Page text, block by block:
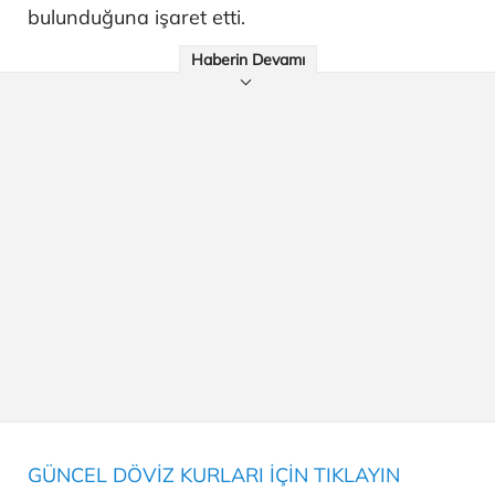
bulunduğuna işaret etti.
Haberin Devamı
GÜNCEL DÖVİZ KURLARI İÇİN TIKLAYIN